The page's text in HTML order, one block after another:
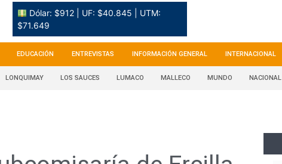
Dólar: $912 | UF: $40.845 | UTM:
$71.649
EDUCACIÓN ENTREVISTAS INFORMACIÓN GENERAL INTERNACIONAL
LONQUIMAY LOS SAUCES LUMACO MALLECO MUNDO NACIONAL